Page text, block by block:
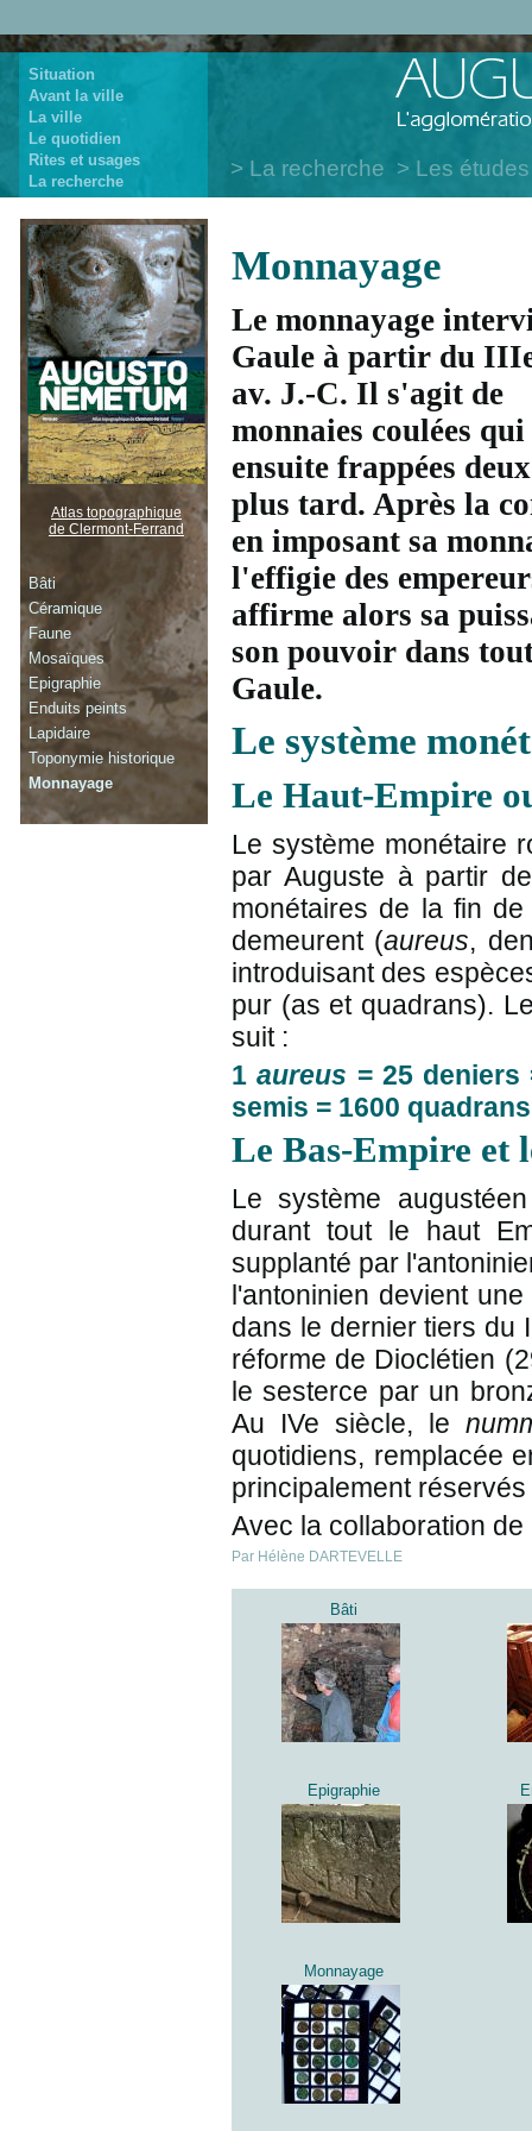
Situation
Avant la ville
La ville
Le quotidien
Rites et usages
La recherche
La recherche Les études
Monnayage
Le monnayage
Gaule à partir du
av. J.-C. Il s'agit de
monnaies coulées
ensuite frappées
plus tard. Après la
en imposant sa
l'effigie des
affirme alors sa
son pouvoir dans
Gaule.
Le système
Le Haut-Empire
Le système monétaire
par Auguste à partir
monétaires de la fin
demeurent (aureus,
introduisant des
pur (as et quadrans).
suit :
1 aureus = 25
semis = 1600
Le Bas-Empire et
Le système
durant tout le haut
supplanté par
l'antoninien devient
dans le dernier tiers du
réforme de Dioclétien
le sesterce par un
Au IVe siècle, le
quotidiens, remplacée
principalement
Avec la collaboration
Par Hélène DARTEVELLE
Bâti
Epigraphie
Monnayage
Atlas topographique
de Clermont-Ferrand
Bâti
Céramique
Faune
Mosaïques
Epigraphie
Enduits peints
Lapidaire
Toponymie historique
Monnayage